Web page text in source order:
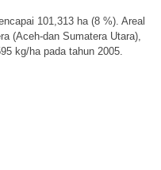
101,313 ha (8 %). Areal
(Aceh-dan Sumatera Utara),
kg/ha pada tahun 2005.